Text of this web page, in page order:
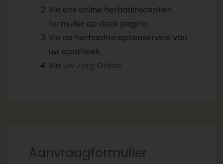
Via ons online herhaalrecepten
formulier op deze pagina.
Via de herhaalreceptenservice van
uw apotheek.
Via Uw Zorg Online
Aanvraagformulier